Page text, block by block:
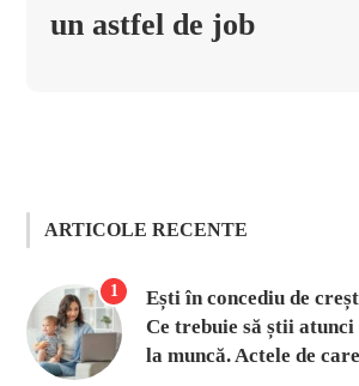
un astfel de job
ARTICOLE RECENTE
1
Ești în concediu de
Ce trebuie să știi
la muncă. Actele de